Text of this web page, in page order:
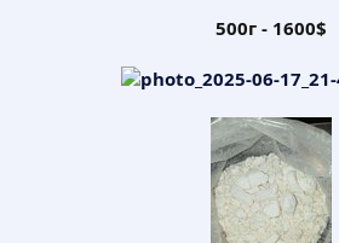
500г - 1600$